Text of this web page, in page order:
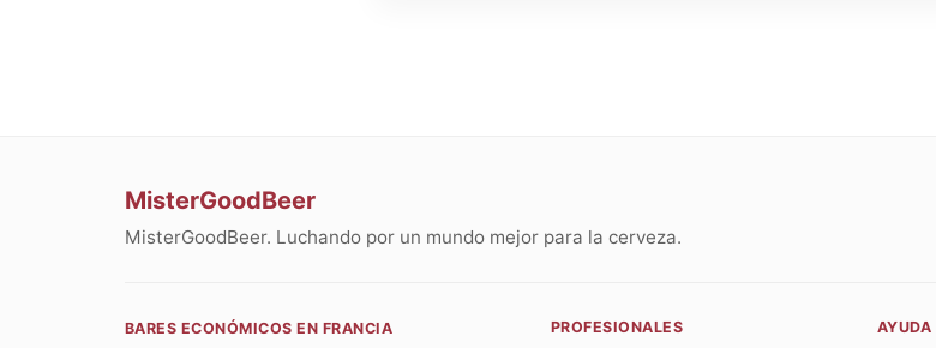
MisterGoodBeer
MisterGoodBeer. Luchando por un mundo mejor para la cerveza.
BARES ECONÓMICOS EN FRANCIA PROFESIONALES AYUDA